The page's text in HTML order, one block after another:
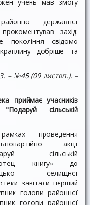
учень мав змогу
державної
захід:
покоління свідомо
добріше та
– №45 (09 листоп.). –
приймає учасників
"Подаруй сільській
проведення
акції
сільській
книгу» до
селищної
завітали перший
голови районної
голови районної